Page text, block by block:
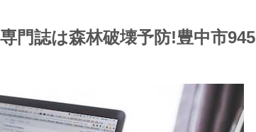
門誌は森林破壊予防!豊中市945